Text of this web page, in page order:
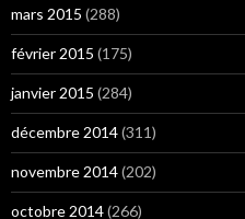
mars 2015 (288)
février 2015 (175)
janvier 2015 (284)
décembre 2014(311)
novembre 2014(202)
octobre 2014(266)